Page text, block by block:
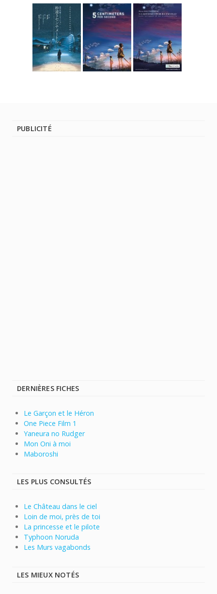
PUBLICITÉ
DERNIÈRES FICHES
Le Garçon et le Héron
One Piece Film 1
Yaneura no Rudger
Mon Oni à moi
Maboroshi
LES PLUS CONSULTÉS
Le Château dans le ciel
Loin de moi, près de toi
La princesse et le pilote
Typhoon Noruda
Les Murs vagabonds
LES MIEUX NOTÉS